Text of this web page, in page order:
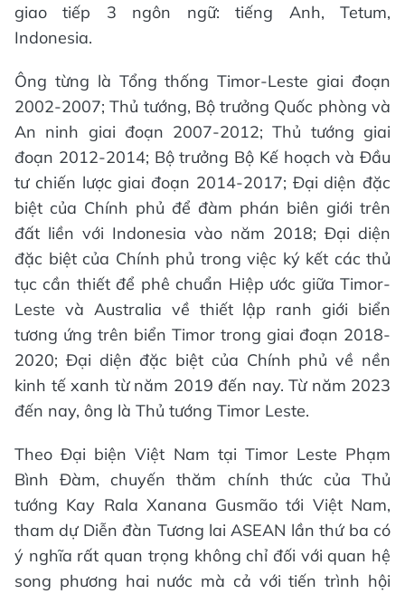
giao tiếp 3 ngôn ngữ: tiếng Anh, Tetum,
Indonesia.
Ông từng là Tổng thống Timor-Leste giai đoạn
2002-2007; Thủ tướng, Bộ trưởng Quốc phòng và
An ninh giai đoạn 2007-2012; Thủ tướng giai
đoạn 2012-2014; Bộ trưởng Bộ Kế hoạch và Đầu
tư chiến lược giai đoạn 2014-2017; Đại diện đặc
biệt của Chính phủ để đàm phán biên giới trên
đất liền với Indonesia vào năm 2018; Đại diện
đặc biệt của Chính phủ trong việc ký kết các thủ
tục cần thiết để phê chuẩn Hiệp ước giữa Timor-
Leste và Australia về thiết lập ranh giới biển
tương ứng trên biển Timor trong giai đoạn 2018-
2020; Đại diện đặc biệt của Chính phủ về nền
kinh tế xanh từ năm 2019 đến nay. Từ năm 2023
đến nay, ông là Thủ tướng Timor Leste.
Theo Đại biện Việt Nam tại Timor Leste Phạm
Bình Đàm, chuyến thăm chính thức của Thủ
tướng Kay Rala Xanana Gusmão tới Việt Nam,
tham dự Diễn đàn Tương lai ASEAN lần thứ ba có
ý nghĩa rất quan trọng không chỉ đối với quan hệ
song phương hai nước mà cả với tiến trình hội